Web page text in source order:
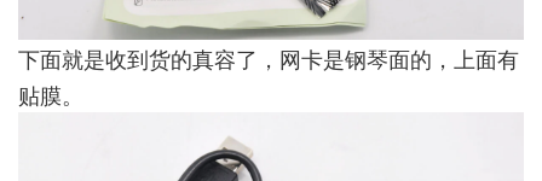
下面就是收到货的真容了，网卡是钢琴面的，上面有
贴膜。